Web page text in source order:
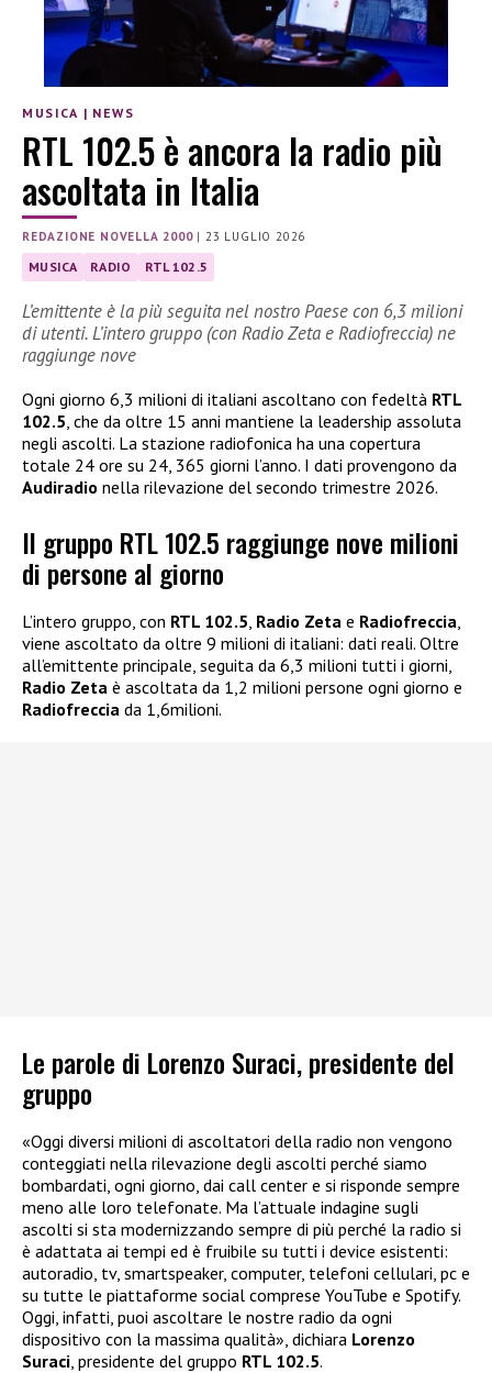
MUSICA | NEWS
RTL 102.5 è ancora la radio più
ascoltata in Italia
REDAZIONE NOVELLA 2000|23 LUGLIO 2026
MUSICA RADIO RTL 102.5
L’emittente è la più seguita nel nostro Paese con 6,3 milioni
di utenti. L’intero gruppo (con Radio Zeta e Radiofreccia) ne
raggiunge nove
Ogni giorno 6,3 milioni di italiani ascoltano con fedeltà RTL
102.5, che da oltre 15 anni mantiene la leadership assoluta
negli ascolti. La stazione radiofonica ha una copertura
totale 24 ore su 24, 365 giorni l’anno. I dati provengono da
Audiradio nella rilevazione del secondo trimestre 2026.
Il gruppo RTL 102.5 raggiunge nove milioni
di persone al giorno
L’intero gruppo, con RTL 102.5, Radio Zeta e Radiofreccia,
viene ascoltato da oltre 9 milioni di italiani: dati reali. Oltre
all’emittente principale, seguita da 6,3 milioni tutti i giorni,
Radio Zeta è ascoltata da 1,2 milioni persone ogni giorno e
Radiofreccia da 1,6milioni.
Le parole di Lorenzo Suraci, presidente del
gruppo
«Oggi diversi milioni di ascoltatori della radio non vengono
conteggiati nella rilevazione degli ascolti perché siamo
bombardati, ogni giorno, dai call center e si risponde sempre
meno alle loro telefonate. Ma l’attuale indagine sugli
ascolti si sta modernizzando sempre di più perché la radio si
è adattata ai tempi ed è fruibile su tutti i device esistenti:
autoradio, tv, smartspeaker, computer, telefoni cellulari, pc e
su tutte le piattaforme social comprese YouTube e Spotify.
Oggi, infatti, puoi ascoltare le nostre radio da ogni
dispositivo con la massima qualità», dichiara Lorenzo
Suraci , presidente del gruppo RTL 102.5.